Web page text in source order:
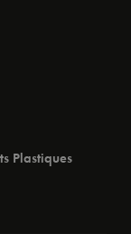
Plastiques